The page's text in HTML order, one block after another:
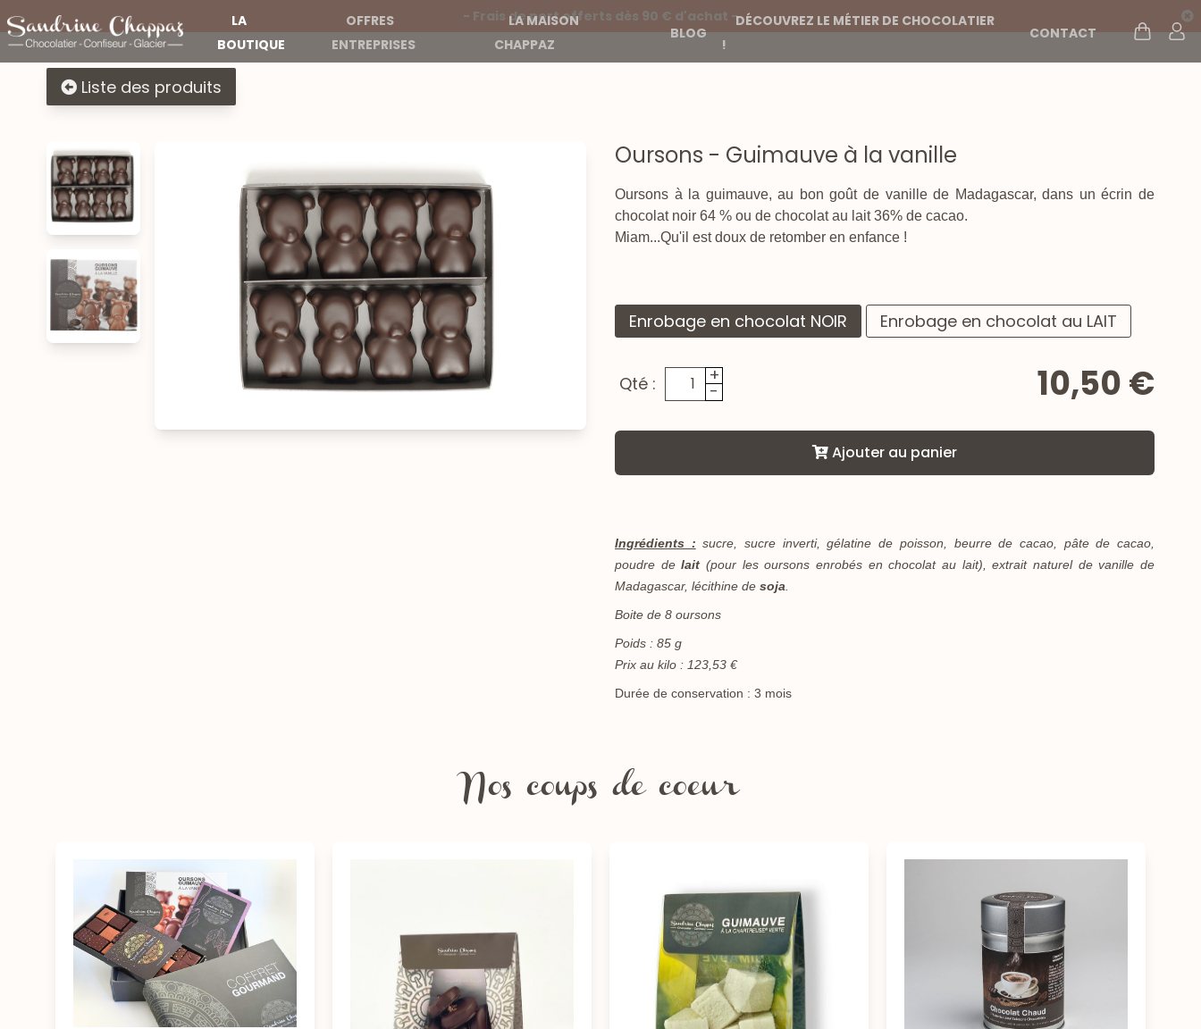
LA
BOUTIQUE
OFFRES
ENTREPRISES
LA MAISON
CHAPPAZ
BLOG
DÉCOUVREZ LE MÉTIER DE CHOCOLATIER
!
CONTACT
- Frais de port offerts dès 90 € d'achat -
Liste des produits
Oursons - Guimauve à la vanille
Oursons à la guimauve, au bon goût de vanille de Madagascar, dans un écrin de
chocolat noir 64 % ou de chocolat au lait 36% de cacao.
Miam...Qu'il est doux de retomber en enfance !
Enrobage en chocolat NOIR Enrobage en chocolat au LAIT
Qté : +
- 10,50 €
Ajouter au panier
Ingrédients : sucre, sucre inverti, gélatine de poisson, beurre de cacao, pâte de cacao,
poudre delait(pour les oursons enrobés en chocolat au lait), extrait naturel de vanille de
Madagascar, lécithine de soja
Boite de 8 oursons
Poids : 85 g
Prix au kilo : 123,53 €
Durée de conservation : 3 mois
Nos coups de coeur